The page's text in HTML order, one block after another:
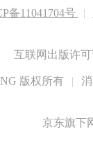
备11041704号 |
互联网出版许
版权所有 |
京东旗下